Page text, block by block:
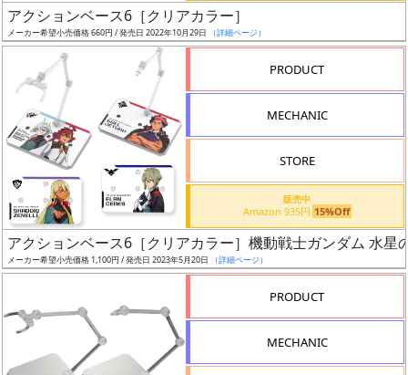
フ
リ
検
グ
レ
ド
アクションベース6［クリアカラー］
メーカー希望小売価格 660円 / 発売日 2022年10月29日 （詳細ページ）
PRODUCT
MECHANIC
STORE
販売中
Amazon 935円 15%Off
アクションベース6［クリアカラー］機動戦士ガンダム 水星
メーカー希望小売価格 1,100円 / 発売日 2023年5月20日 （詳細ページ）
PRODUCT
MECHANIC